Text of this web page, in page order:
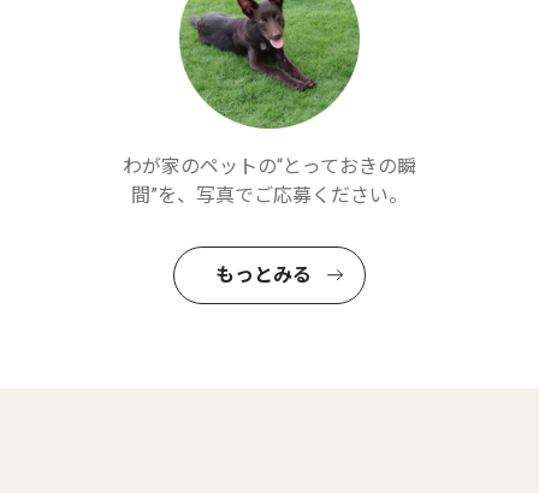
わが家のペットの“とっておきの瞬
間”を、写真でご応募ください。
もっとみる